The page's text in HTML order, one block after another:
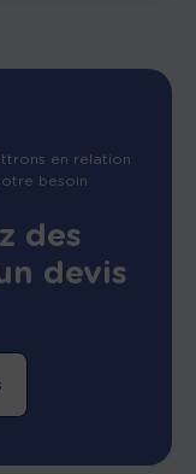
en relation
besoin
des
devis